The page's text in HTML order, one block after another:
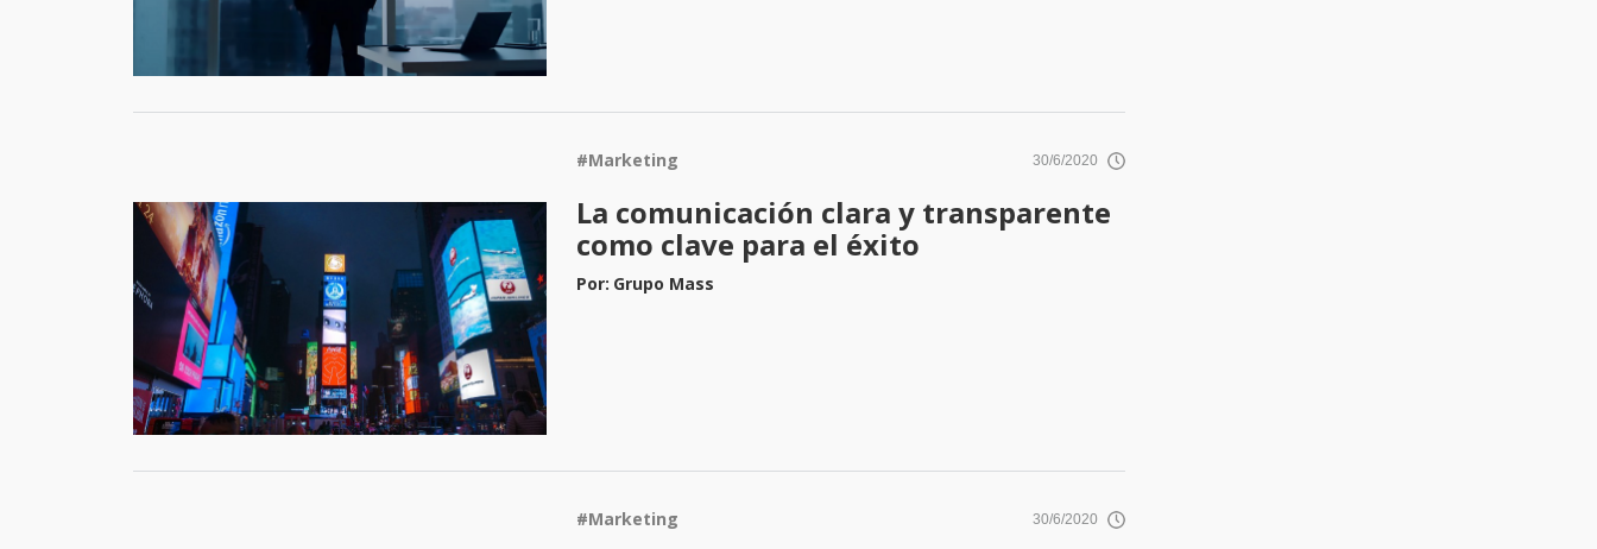
#Marketing 30/6/2020
La comunicación clara y transparente
como clave para el éxito
Por: Grupo Mass
#Marketing 30/6/2020